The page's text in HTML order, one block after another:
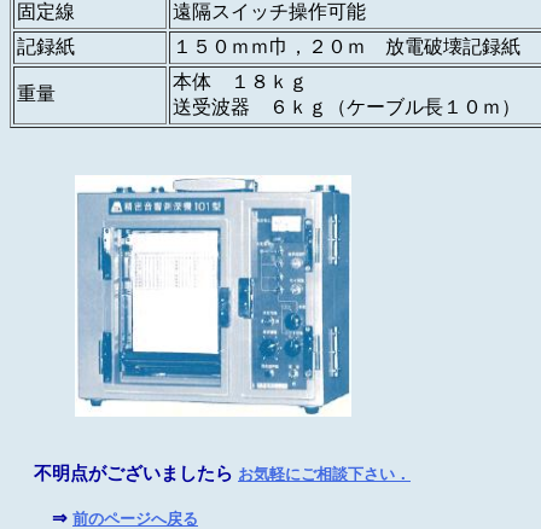
固定線
遠隔スイッチ操作可能
記録紙
１５０ｍｍ巾，２０ｍ 放電破壊記録紙
重量
本体 １８ｋｇ
送受波器 ６ｋｇ（ケーブル長１０ｍ）
不明点がございましたら お気軽にご相談下さい．
⇒ 前のページへ戻る